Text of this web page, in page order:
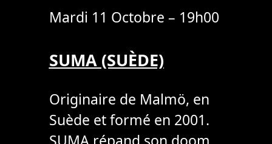
Mardi 11 Octobre – 19h00
SUMA (SUÈDE)
Originaire de Malmö, en
Suède et formé en 2001.